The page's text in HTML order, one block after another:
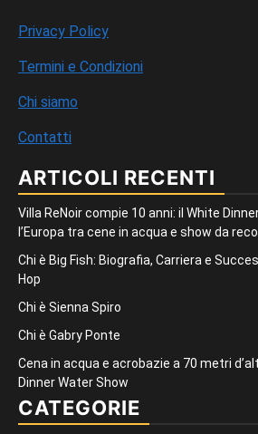
Privacy Policy
Termini e Condizioni
Chi siamo
Contatti
ARTICOLI RECENTI
Villa ReNoir compie 10 anni: il White
l’Europa tra cene in acqua e show da
Chi è Big Fish: Biografia, Carriera e
Hop
Chi è Sienna Spiro
Chi è Gabry Ponte
Cena in acqua e acrobazie a 70 metri
Dinner Water Show
CATEGORIE